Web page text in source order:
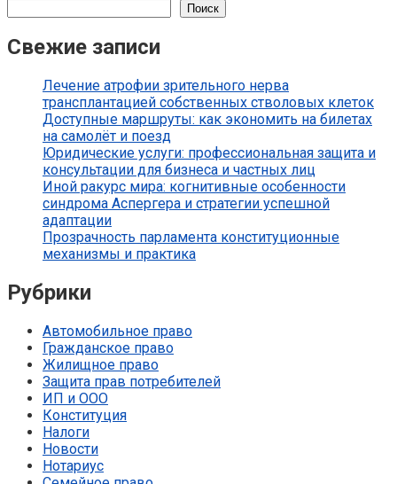
Поиск
Свежие записи
Лечение атрофии зрительного нерва
трансплантацией собственных стволовых клеток
Доступные маршруты: как экономить на билетах
на самолёт и поезд
Юридические услуги: профессиональная защита и
консультации для бизнеса и частных лиц
Иной ракурс мира: когнитивные особенности
синдрома Аспергера и стратегии успешной
адаптации
Прозрачность парламента конституционные
механизмы и практика
Рубрики
Автомобильное право
Гражданское право
Жилищное право
Защита прав потребителей
ИП и ООО
Конституция
Налоги
Новости
Нотариус